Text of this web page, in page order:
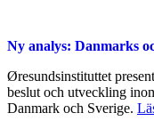
Ny analys: Danmarks
Øresundsinstituttet
beslut och utveckling
Danmark och Sverige.